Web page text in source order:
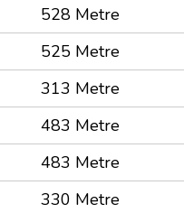
528 Metre
525 Metre
313 Metre
483 Metre
483 Metre
330 Metre